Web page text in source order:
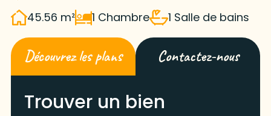
45.56 m²
1 Chambre 1 Salle de bains
Découvrez les plans Contactez-nous
Trouver un bien